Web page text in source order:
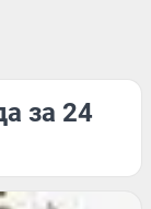
за 24